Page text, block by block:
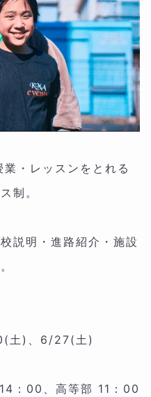
・レッスンをとれる
制。
説明・進路紹介・施設
土)、6/27(土)
：00、高等部 11：00